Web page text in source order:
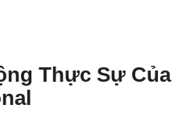
Thực Sự Của